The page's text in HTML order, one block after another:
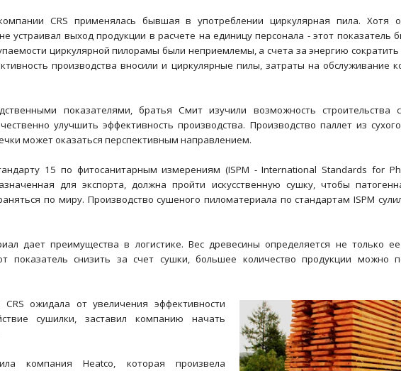
CRS применялась бывшая в употреблении циркулярная пила. Хотя
устраивал выход продукции в расчете на единицу персонала - этот
циркулярной пилорамы были неприемлемы, а счета за энергию сократить
производства вносили и циркулярные пилы, затраты на обслуживание
показателями, братья Смит изучили возможность строительства
улучшить эффективность производства. Производство паллет из
может оказаться перспективным направлением.
15 по фитосанитарным измерениям (ISPM - International Standards for
для экспорта, должна пройти искусственную сушку, чтобы
по миру. Производство сушеного пиломатериала по стандартам ISPM
дает преимущества в логистике. Вес древесины определяется не только
показатель снизить за счет сушки, большее количество продукции можно
ожидала от увеличения эффективности
сушилки, заставил компанию начать
компания Heatco, которая произвела